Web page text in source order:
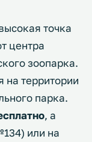
точка
центра
зоопарка.
на территории
парка.
, а
или на